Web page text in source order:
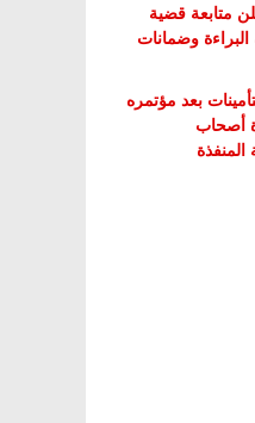
متابعة قضية
وضمانات
بعد مؤتمره
أصحاب